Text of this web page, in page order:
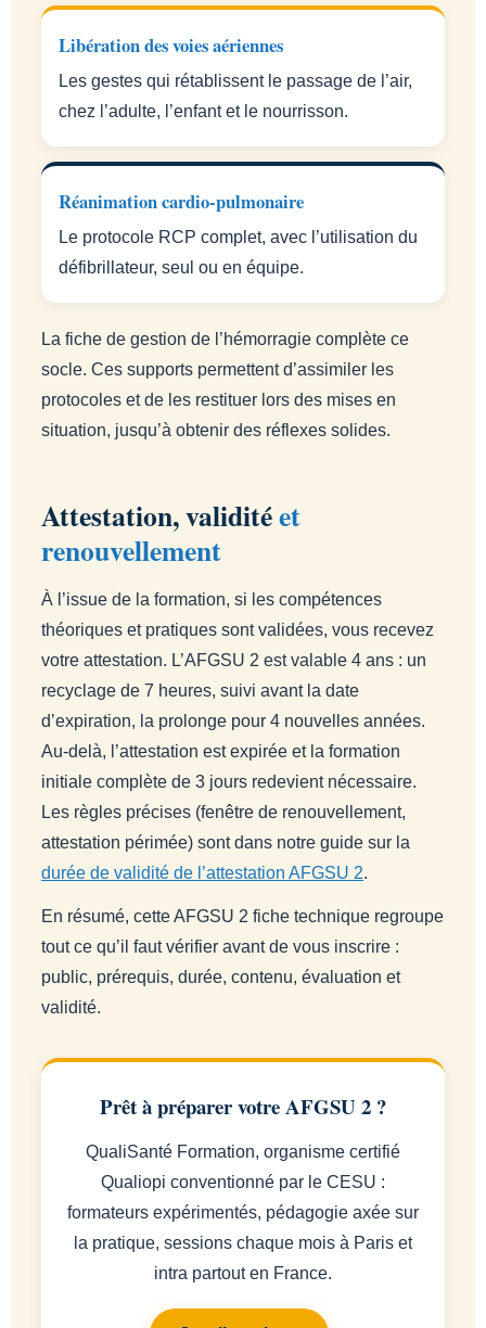
Libération des voies aériennes
Les gestes qui rétablissent le passage de l’air,
chez l’adulte, l’enfant et le nourrisson.
Réanimation cardio-pulmonaire
Le protocole RCP complet, avec l’utilisation du
défibrillateur, seul ou en équipe.
La fiche de gestion de l’hémorragie complète ce
socle. Ces supports permettent d’assimiler les
protocoles et de les restituer lors des mises en
situation, jusqu’à obtenir des réflexes solides.
Attestation, validitéet
renouvellement
À l’issue de la formation, si les compétences
théoriques et pratiques sont validées, vous recevez
votre attestation. L’AFGSU 2 est valable 4 ans : un
recyclage de 7 heures, suivi avant la date
d’expiration, la prolonge pour 4 nouvelles années.
Au-delà, l’attestation est expirée et la formation
initiale complète de 3 jours redevient nécessaire.
Les règles précises (fenêtre de renouvellement,
attestation périmée) sont dans notre guide sur la
durée de validité de l’attestation AFGSU 2.
En résumé, cette AFGSU 2 fiche technique regroupe
tout ce qu’il faut vérifier avant de vous inscrire :
public, prérequis, durée, contenu, évaluation et
validité.
Prêt à préparer votre AFGSU 2 ?
QualiSanté Formation, organisme certifié
Qualiopi conventionné par le CESU :
formateurs expérimentés, pédagogie axée sur
la pratique, sessions chaque mois à Paris et
intra partout en France.